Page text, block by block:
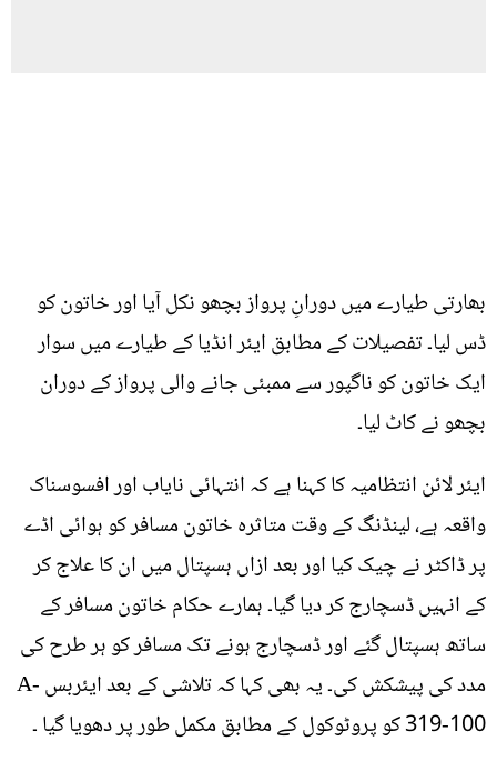
بھارتی طیارے میں دورانِ پرواز بچھو نکل آیا اور خاتون کو
ڈس لیا۔ تفصیلات کے مطابق ایئر انڈیا کے طیارے میں سوار
ایک خاتون کو ناگپور سے ممبئی جانے والی پرواز کے دوران
بچھو نے کاٹ لیا۔
ایئر لائن انتظامیہ کا کہنا ہے کہ انتہائی نایاب اور افسوسناک
واقعہ ہے، لینڈنگ کے وقت متاثرہ خاتون مسافر کو ہوائی اڈے
پر ڈاکٹر نے چیک کیا اور بعد ازاں ہسپتال میں ان کا علاج کر
کے انہیں ڈسچارج کر دیا گیا۔ ہمارے حکام خاتون مسافر کے
ساتھ ہسپتال گئے اور ڈسچارج ہونے تک مسافر کو ہر طرح کی
مدد کی پیشکش کی۔ یہ بھی کہا کہ تلاشی کے بعد ایئربس A-
319-100 کو پروٹوکول کے مطابق مکمل طور پر دھویا گیا ۔